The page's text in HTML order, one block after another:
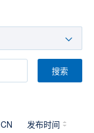
搜索
CN 发布时间